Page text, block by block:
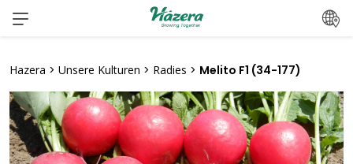
Zum
Inhalt
Hazera > Unsere Kulturen > Radies > Melito F1 (34-177)